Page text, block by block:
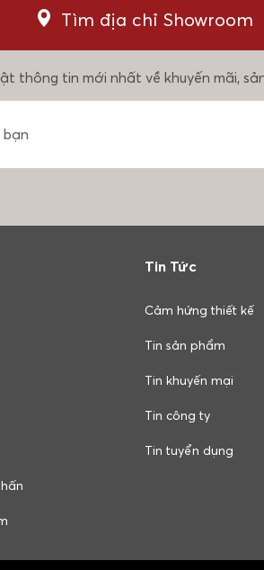
Tìm địa chỉ Showroom
thông tin mới nhất về khuyến mãi,
Tin Tức
Cảm hứng thiết kế
Tin sản phẩm
Tin khuyến mại
Tin công ty
Tin tuyển dụng